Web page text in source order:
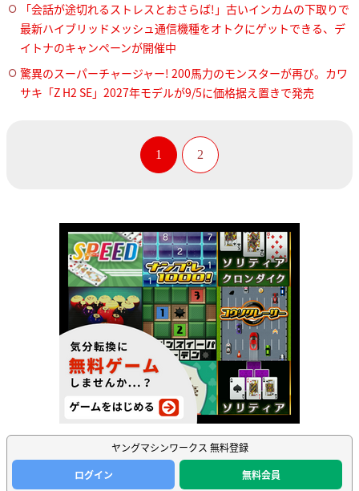
「会話が途切れるストレスとおさらば!」古いインカムの下取りで
最新ハイブリッドメッシュ通信機種をオトクにゲットできる、デ
イトナのキャンペーンが開催中
驚異のスーパーチャージャー! 200馬力のモンスターが再び。カワ
サキ「Z H2 SE」2027年モデルが9/5に価格据え置きで発売
1 2
ヤングマシンワークス 無料登録
ログイン
無料会員